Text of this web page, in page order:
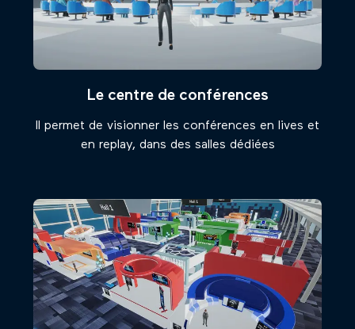
Le centre de conférences
Il permet de visionner les conférences en lives et
en replay, dans des salles dédiées